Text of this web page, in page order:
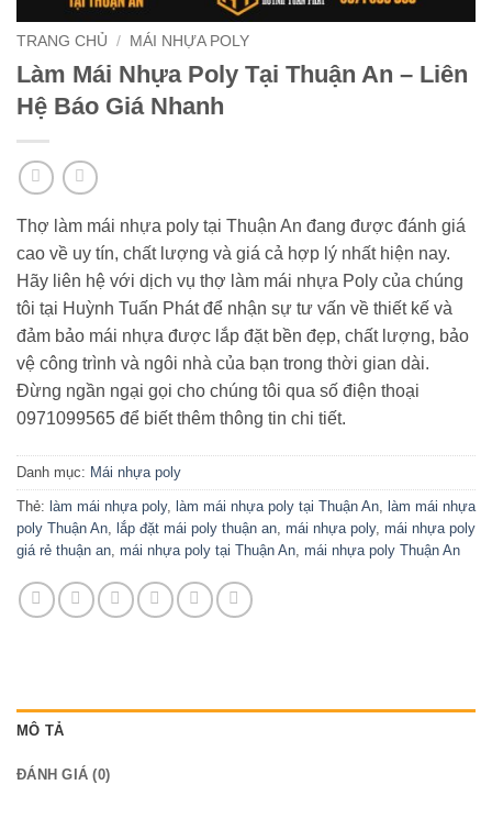
TRANG CHỦ / MÁI NHỰA POLY
Làm Mái Nhựa Poly Tại Thuận An – Liên
Hệ Báo Giá Nhanh
Thợ làm mái nhựa poly tại Thuận An đang được đánh giá
cao về uy tín, chất lượng và giá cả hợp lý nhất hiện nay.
Hãy liên hệ với dịch vụ thợ làm mái nhựa Poly của chúng
tôi tại Huỳnh Tuấn Phát để nhận sự tư vấn về thiết kế và
đảm bảo mái nhựa được lắp đặt bền đẹp, chất lượng, bảo
vệ công trình và ngôi nhà của bạn trong thời gian dài.
Đừng ngần ngại gọi cho chúng tôi qua số điện thoại
0971099565 để biết thêm thông tin chi tiết.
Danh mục: Mái nhựa poly
Thẻ: làm mái nhựa poly, làm mái nhựa poly tại Thuận An, làm mái nhựa
poly Thuận An, lắp đặt mái poly thuận an, mái nhựa poly, mái nhựa poly
giá rẻ thuận an, mái nhựa poly tại Thuận An, mái nhựa poly Thuận An
MÔ TẢ
ĐÁNH GIÁ (0)